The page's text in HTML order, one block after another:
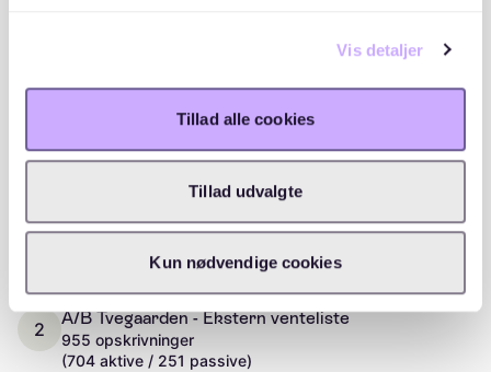
Vis detaljer
Tillad alle cookies
Tillad udvalgte
Kun nødvendige cookies
Placeringer og lister
A/B Tvegaarden rækkefølge i forbindelse med
1
A/B Tvegaarden - Interne venteliste
(91 aktive / 18 passive)
2
A/B Tvegaarden - Ekstern venteliste
955 opskrivninger
(704 aktive / 251 passive)